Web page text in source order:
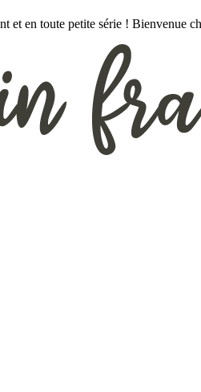
et en toute petite série !